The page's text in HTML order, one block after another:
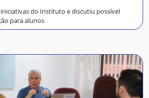
do Instituto e discutiu possível
para alunos